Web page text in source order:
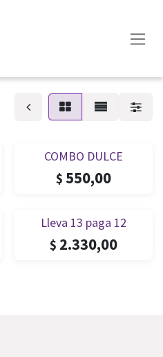
COMBO DULCE
550,00
Lleva 13 paga 12
2.330,00